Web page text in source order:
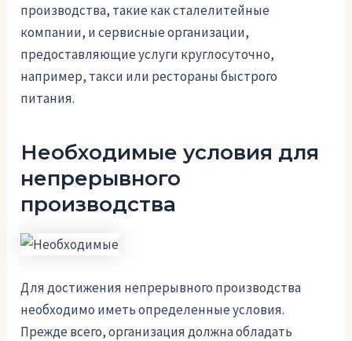
производства, такие как сталелитейные
компании, и сервисные организации,
предоставляющие услуги круглосуточно,
например, такси или рестораны быстрого
питания.
Необходимые условия для
непрерывного
производства
Для достижения непрерывного производства
необходимо иметь определенные условия.
Прежде всего, организация должна обладать